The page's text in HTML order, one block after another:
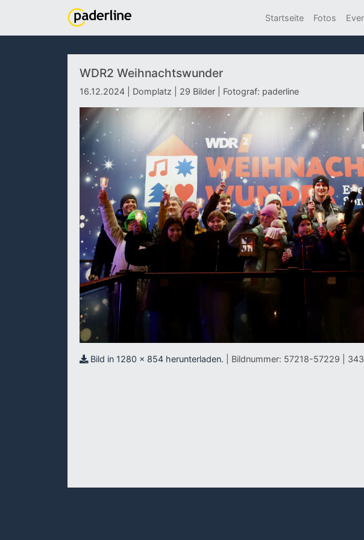
Startseite Fotos
WDR2 Weihnachtswunder
16.12.2024 | Domplatz | 29 Bilder | Fotograf: paderline
Bild in 1280 x 854 herunterladen. | Bildnummer: 57218-57229 |